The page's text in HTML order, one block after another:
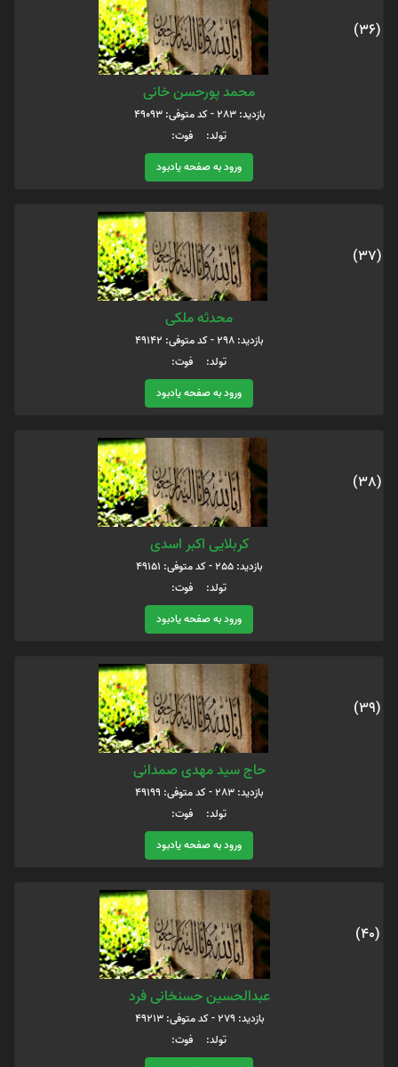
(36)
محمد پورحسن خانی
بازدید: 283 - کد متوفی: 49093
تولد: فوت:
ورود به صفحه یادبود
(37)
محدثه ملکی
بازدید: 298 - کد متوفی: 49142
تولد: فوت:
ورود به صفحه یادبود
(38)
کربلایی اکبر اسدی
بازدید: 255 - کد متوفی: 49151
تولد: فوت:
ورود به صفحه یادبود
(39)
حاج سید مهدی صمدانی
بازدید: 283 - کد متوفی: 49199
تولد: فوت:
ورود به صفحه یادبود
(40)
عبدالحسین حسنخانی فرد
بازدید: 279 - کد متوفی: 49213
تولد: فوت: